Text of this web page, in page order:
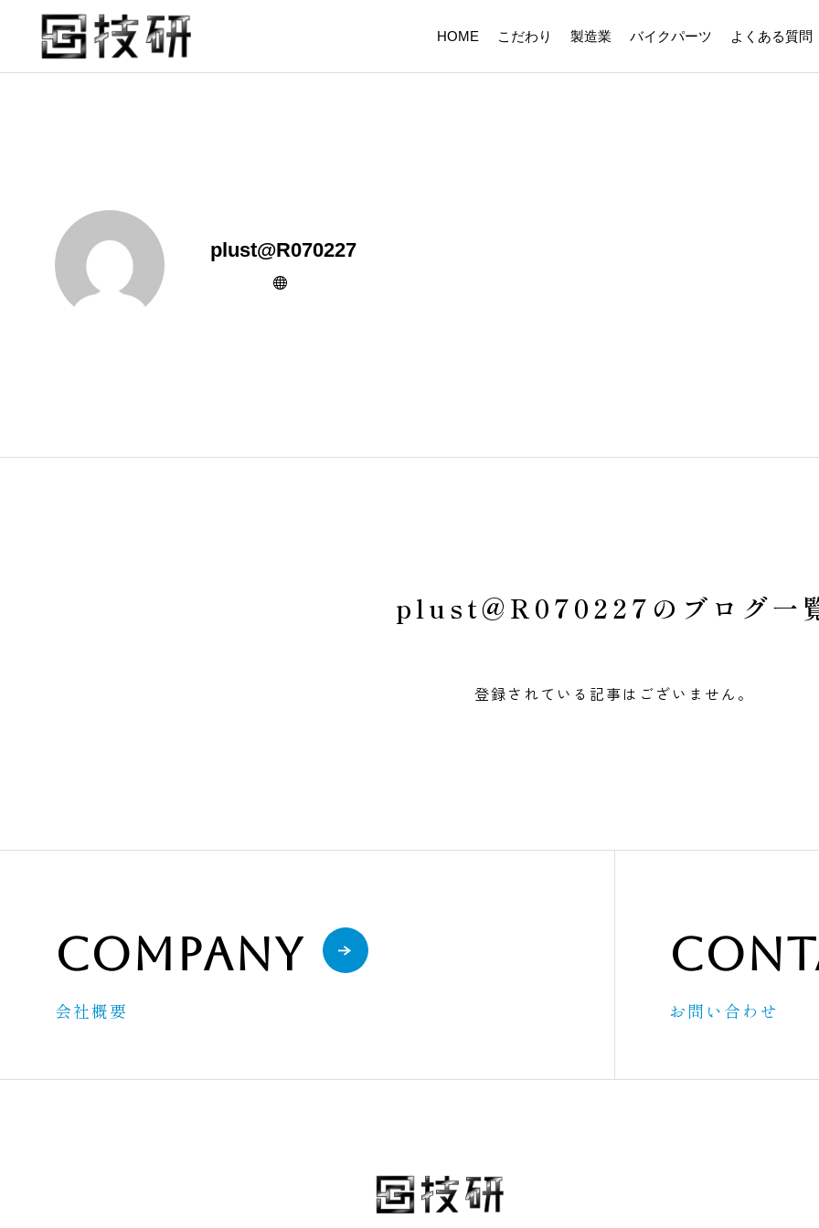
HOME こだわり 製造業 バイクパーツ よくある質問
plust@R070227
plust@R070227のブログ一
登録されている記事はございません。
Company
会社概要 お問い合わせ